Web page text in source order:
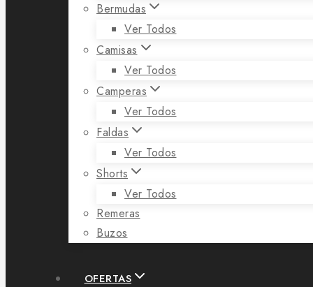
Bermudas
Ver Todos
Camisas
Ver Todos
Camperas
Ver Todos
Faldas
Ver Todos
Shorts
Ver Todos
Remeras
Buzos
OFERTAS